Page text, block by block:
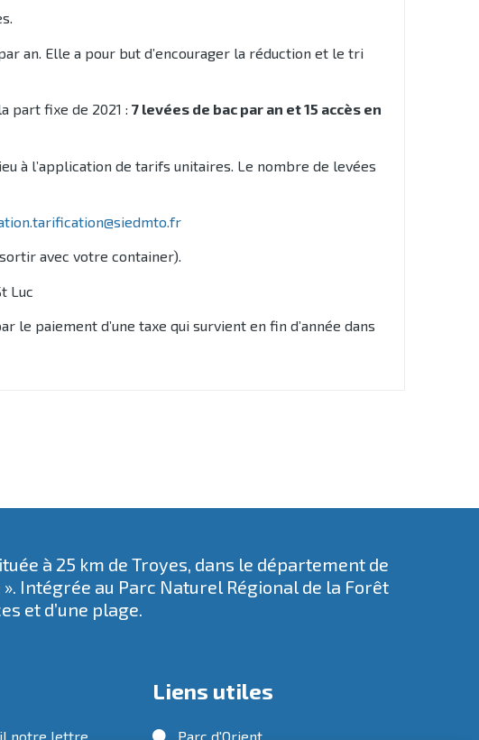
an. Elle a pour but d’encourager la réduction et le tri
part fixe de 2021 : 7 levées de bac par an et 15 accès en
à l’application de tarifs unitaires. Le nombre de levées
avec votre container).
Luc
paiement d’une taxe qui survient en fin d’année dans
à 25 km de Troyes, dans le département de
Intégrée au Parc Naturel Régional de la Forêt
et d’une plage.
notre lettre
Liens utiles
Parc d'Orient